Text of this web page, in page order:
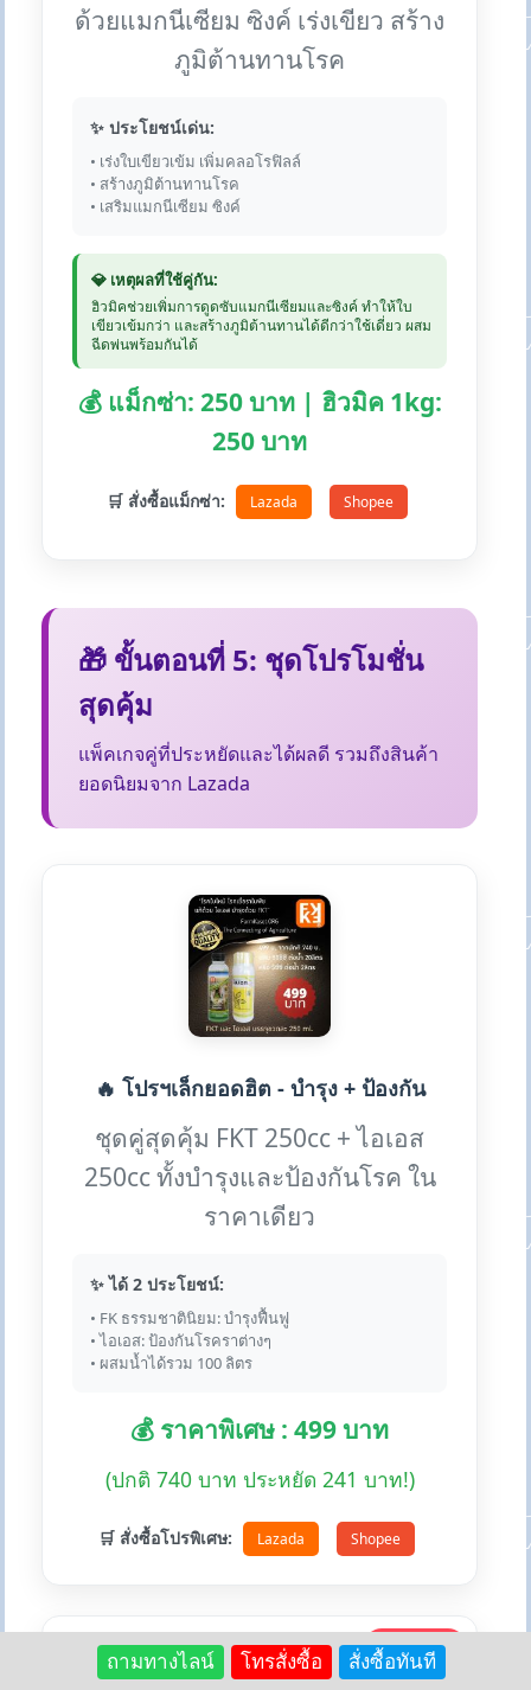
ด้วยแมกนีเซียม ซิงค์ เร่งเขียว สร้าง
ภูมิต้านทานโรค
✨ ประโยชน์เด่น:
• เร่งใบเขียวเข้ม เพิ่มคลอโรฟิลล์
• สร้างภูมิต้านทานโรค
• เสริมแมกนีเซียม ซิงค์
💎 เหตุผลที่ใช้คู่กัน:
ฮิวมิคช่วยเพิ่มการดูดซับแมกนีเซียมและซิงค์ ทำให้ใบ
เขียวเข้มกว่า และสร้างภูมิต้านทานได้ดีกว่าใช้เดี่ยว ผสม
ฉีดพ่นพร้อมกันได้
💰 แม็กซ่า: 250 บาท | ฮิวมิค 1kg:
250 บาท
🛒 สั่งซื้อแม็กซ่า: Lazada Shopee
🎁 ขั้นตอนที่ 5: ชุดโปรโมชั่น
สุดคุ้ม
แพ็คเกจคู่ที่ประหยัดและได้ผลดี รวมถึงสินค้า
ยอดนิยมจาก Lazada
🔥 โปรฯเล็กยอดฮิต - บำรุง + ป้องกัน
ชุดคู่สุดคุ้ม FKT 250cc + ไอเอส
250cc ทั้งบำรุงและป้องกันโรค ใน
ราคาเดียว
✨ ได้ 2 ประโยชน์:
• FK ธรรมชาตินิยม: บำรุงฟื้นฟู
• ไอเอส: ป้องกันโรคราต่างๆ
• ผสมน้ำได้รวม 100 ลิตร
💰 ราคาพิเศษ : 499 บาท
(ปกติ 740 บาท ประหยัด 241 บาท!)
🛒 สั่งซื้อโปรพิเศษ: Lazada Shopee
🏆 #1 ขายดี
ถามทางไลน์ โทรสั่งซื้อ สั่งซื้อทันที